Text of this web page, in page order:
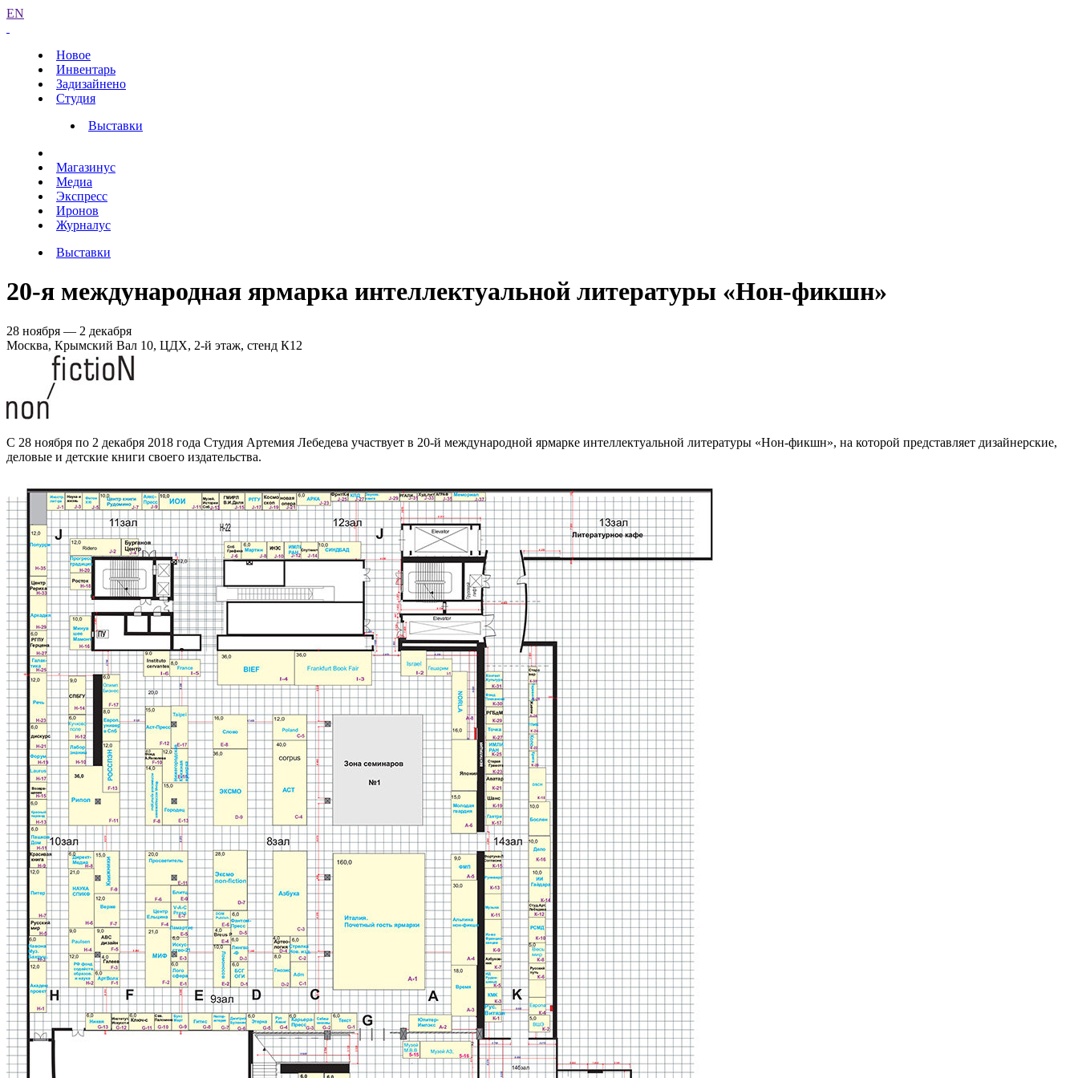
EN
Новое
Инвентарь
Задизайнено
Студия
Выставки
Магазинус
Медиа
Экспресс
Иронов
Журналус
Выставки
20-я международная ярмарка интеллектуальной литературы «Нон-фикшн»
28 ноября — 2 декабря
Москва, Крымский Вал 10, ЦДХ, 2-й этаж, стенд К12
С 28 ноября по 2 декабря 2018 года Студия Артемия Лебедева участвует в 20-й международной ярмарке интеллектуальной литературы «Нон-фикшн», на которой представляет дизайнерские,
деловые и детские книги своего издательства.